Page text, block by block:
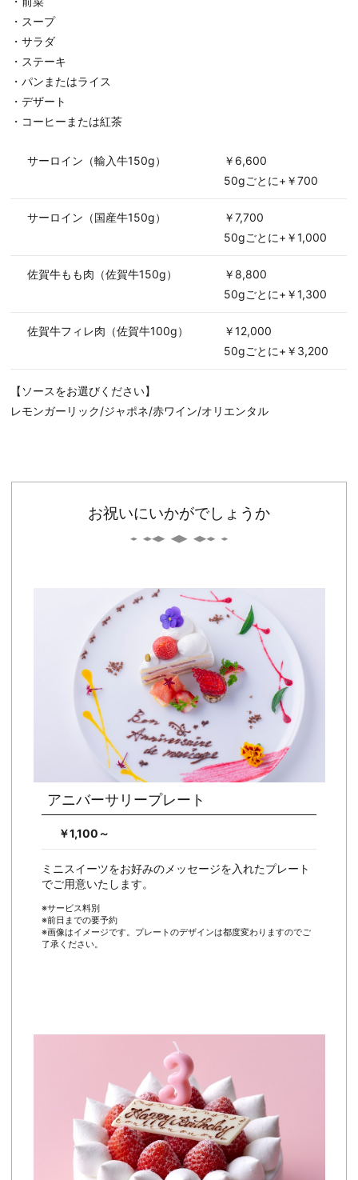
・スープ
・サラダ
・ステーキ
・パンまたはライス
・デザート
・コーヒーまたは紅茶
サーロイン（輸入牛150g）
￥6,600
50gごとに+￥700
サーロイン（国産牛150g）
￥7,700
50gごとに+￥1,000
佐賀牛もも肉（佐賀牛150g）
￥8,800
50gごとに+￥1,300
佐賀牛フィレ肉（佐賀牛100g）
￥12,000
50gごとに+￥3,200
【ソースをお選びください】
レモンガーリック/ジャポネ/赤ワイン/オリエンタル
お祝いにいかがでしょうか
アニバーサリープレート
￥1,100～
ミニスイーツをお好みのメッセージを入れたプレート
でご用意いたします。
※サービス料別
※前日までの要予約
※画像はイメージです。プレートのデザインは都度変わりますのでご
了承ください。